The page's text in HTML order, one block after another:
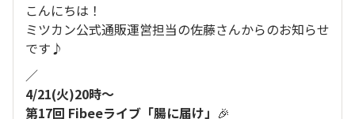
こんにちは！
ミツカン公式通販運営担当の佐藤さんからのお知らせ
です♪
／
4/21(火)20時〜
第17回 Fibeeライブ「腸に届け」 🎉